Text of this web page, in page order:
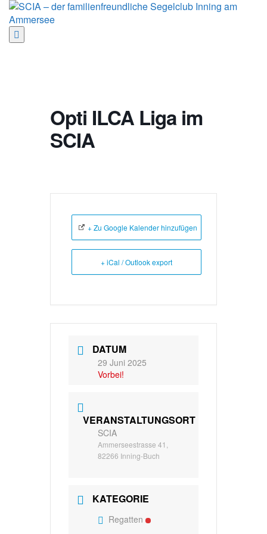
Zum
Inhalt
springen
Opti ILCA Liga im
SCIA
+ Zu Google Kalender hinzufügen
+ iCal / Outlook export
DATUM
29 Juni 2025
Vorbei!
VERANSTALTUNGSORT
SCIA
Ammerseestrasse 41,
82266 Inning-Buch
KATEGORIE
Regatten